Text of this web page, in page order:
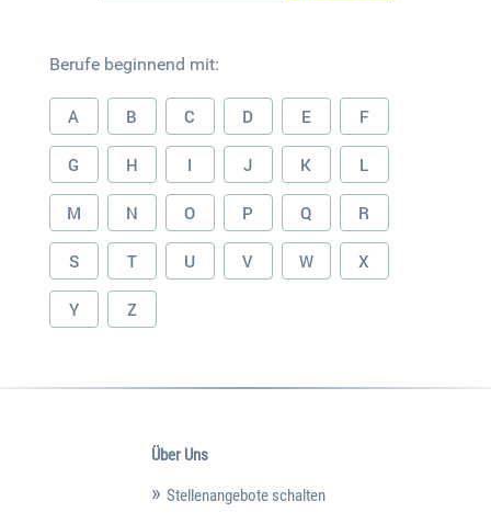
Berufe beginnend mit:
A B C D E F
G H I J K L
M N O P Q R
S T U V W X
Y Z
Über Uns
Stellenangebote schalten